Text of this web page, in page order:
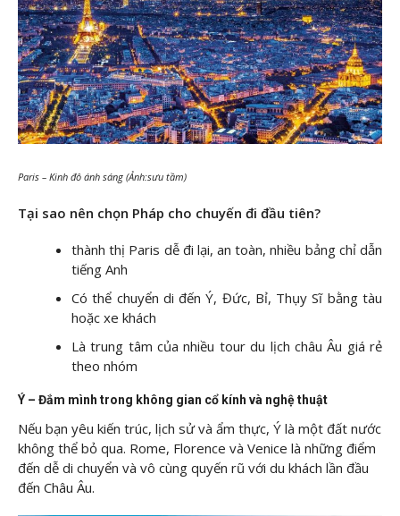
Paris – Kinh đô ánh sáng (Ảnh:sưu tầm)
Tại sao nên chọn Pháp cho chuyến đi đầu tiên?
thành thị Paris dễ đi lại, an toàn, nhiều bảng chỉ dẫn
tiếng Anh
Có thể chuyển di đến Ý, Đức, Bỉ, Thụy Sĩ bằng tàu
hoặc xe khách
Là trung tâm của nhiều tour du lịch châu Âu giá rẻ
theo nhóm
Ý – Đắm mình trong không gian cổ kính và nghệ thuật
Nếu bạn yêu kiến trúc, lịch sử và ẩm thực, Ý là một đất nước
không thể bỏ qua. Rome, Florence và Venice là những điểm
đến dễ di chuyển và vô cùng quyến rũ với du khách lần đầu
đến Châu Âu.